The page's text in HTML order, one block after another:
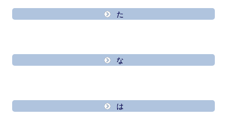
た
な
は